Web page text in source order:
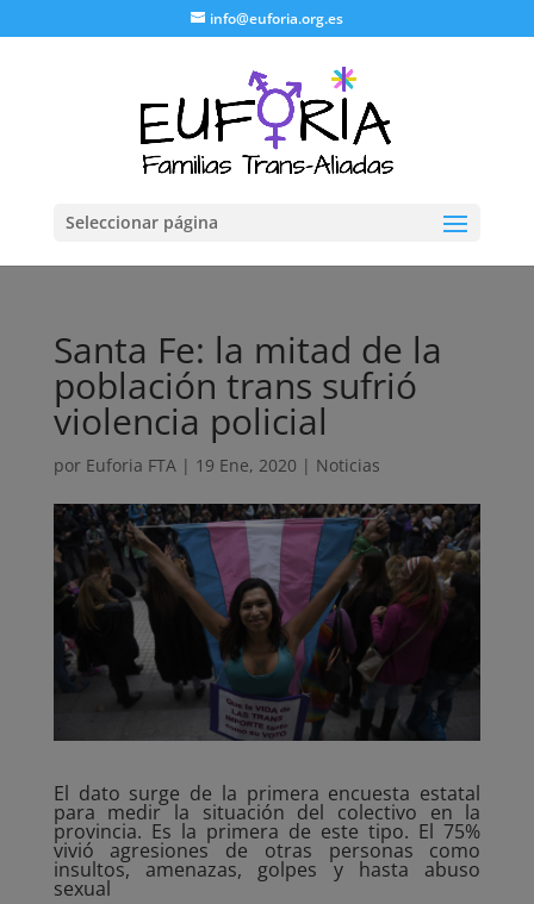
info@euforia.org.es
Seleccionar página
Santa Fe: la mitad de la
población trans sufrió
violencia policial
por Euforia FTA| 19 Ene, 2020 | Noticias
El dato surge de la primera encuesta estatal
para medir la situación del colectivo en la
provincia. Es la primera de este tipo. El 75%
vivió agresiones de otras personas como
insultos, amenazas, golpes y hasta abuso
sexual